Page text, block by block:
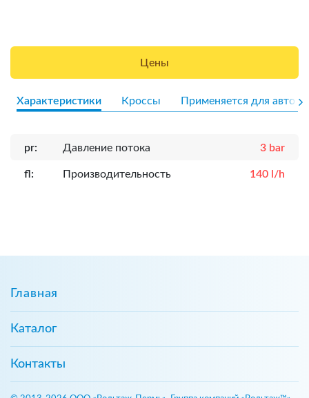
Цены
Характеристики Кроссы Применяется для авто
pr: Давление потока 3 bar
fl: Производительность 140 l/h
Главная
Каталог
Контакты